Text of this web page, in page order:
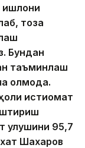
тоза
Бундан
таъминлаш
истиқомат
улушини 95,7
Шахаров